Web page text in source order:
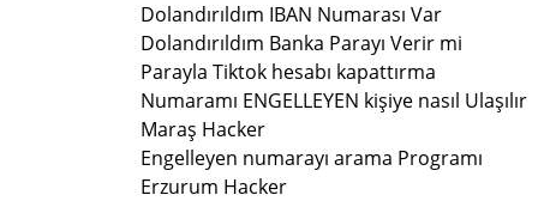
Dolandırıldım IBAN Numarası Var
Dolandırıldım Banka Parayı Verir mi
Parayla Tiktok hesabı kapattırma
Numaramı ENGELLEYEN kişiye nasıl Ulaşılır
Maraş Hacker
Engelleyen numarayı arama Programı
Erzurum Hacker